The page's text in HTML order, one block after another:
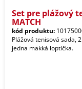
Set pre plážový
MATCH
kód produktu:
Plážová tenisová sada,
jedna mäkká loptička.